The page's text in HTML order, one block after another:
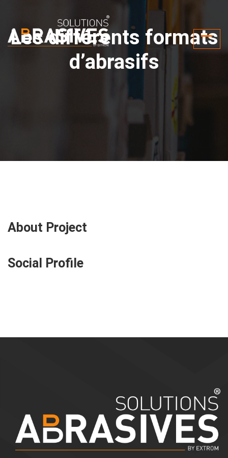
Les différents formats
d’abrasifs
About Project
Social Profile